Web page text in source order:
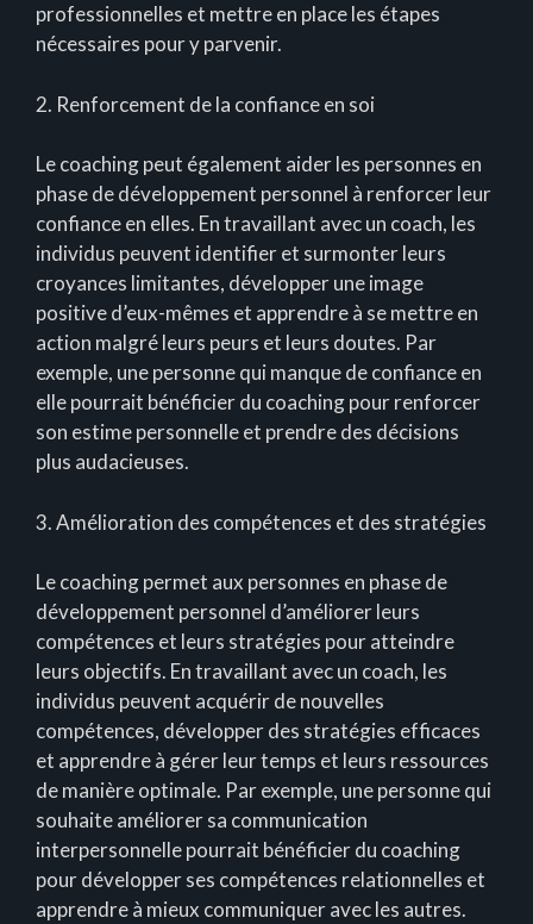
professionnelles et mettre en place les étapes
nécessaires pour y parvenir.
2. Renforcement de la confiance en soi
Le coaching peut également aider les personnes en
phase de développement personnel à renforcer leur
confiance en elles. En travaillant avec un coach, les
individus peuvent identifier et surmonter leurs
croyances limitantes, développer une image
positive d’eux-mêmes et apprendre à se mettre en
action malgré leurs peurs et leurs doutes. Par
exemple, une personne qui manque de confiance en
elle pourrait bénéficier du coaching pour renforcer
son estime personnelle et prendre des décisions
plus audacieuses.
3. Amélioration des compétences et des stratégies
Le coaching permet aux personnes en phase de
développement personnel d’améliorer leurs
compétences et leurs stratégies pour atteindre
leurs objectifs. En travaillant avec un coach, les
individus peuvent acquérir de nouvelles
compétences, développer des stratégies efficaces
et apprendre à gérer leur temps et leurs ressources
de manière optimale. Par exemple, une personne qui
souhaite améliorer sa communication
interpersonnelle pourrait bénéficier du coaching
pour développer ses compétences relationnelles et
apprendre à mieux communiquer avec les autres.